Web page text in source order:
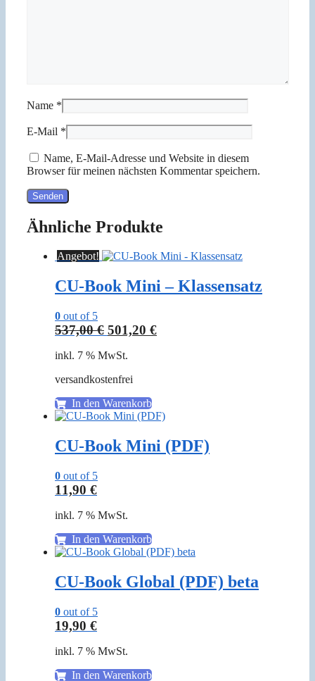
Name *
E-Mail *
Name, E-Mail-Adresse und Website in diesem
Browser für meinen nächsten Kommentar speichern.
Ähnliche Produkte
Angebot!
CU-Book Mini – Klassensatz
0 out of 5
537,00€ Ursprünglicher
war:
537,00 €
501,20 €Aktueller
inkl. 7 % MwSt.
versandkostenfrei
In den Warenkorb
CU-Book Mini (PDF)
0 out of 5
11,90 €
inkl. 7 % MwSt.
In den Warenkorb
CU-Book Global (PDF) beta
0 out of 5
19,90 €
inkl. 7 % MwSt.
In den Warenkorb